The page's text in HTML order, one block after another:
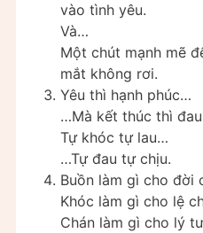
vào tình yêu.
Và…
Một chút mạnh mẽ
mắt không rơi.
Yêu thì hạnh phúc…
…Mà kết thúc thì
Tự khóc tự lau…
…Tự đau tự chịu.
Buồn làm gì cho đời
Khóc làm gì cho lệ
Chán làm gì cho lý